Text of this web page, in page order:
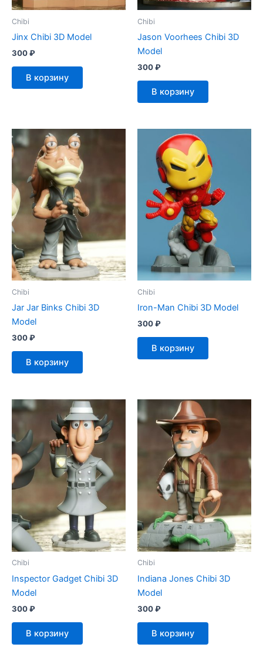
Chibi
Jinx Chibi 3D Model
300₽
В корзину
Chibi
Jason Voorhees Chibi 3D
Model
300₽
В корзину
Chibi
Jar Jar Binks Chibi 3D
Model
300₽
В корзину
Chibi
Iron-Man Chibi 3D Model
300₽
В корзину
Chibi
Inspector Gadget Chibi 3D
Model
300₽
В корзину
Chibi
Indiana Jones Chibi 3D
Model
300₽
В корзину